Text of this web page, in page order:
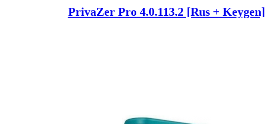
PrivaZer Pro 4.0.113.2 [Rus + Keygen]